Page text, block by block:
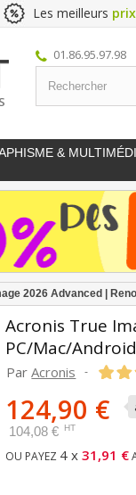
Les meilleurs prix
01.86.95.97.98
&
2026 Advanced |
Acronis True
PC/Mac/
ParAcronis -
124,90 €
104,08 € HT
OU PAYEZ 4 x31,91 €